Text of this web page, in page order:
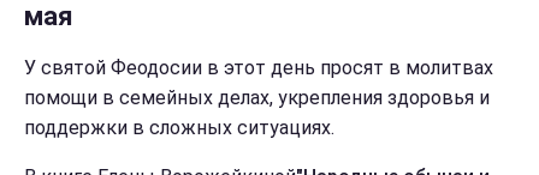
мая
У святой Феодосии в этот день просят в молитвах
помощи в семейных делах, укрепления здоровья и
поддержки в сложных ситуациях.